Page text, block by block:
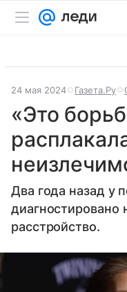
24 мая 2024 Газета.Ру
«Это
Два года назад у
диагностировано
расстройство.